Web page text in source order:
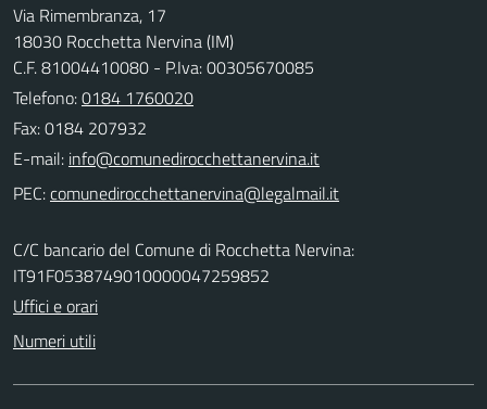
Via Rimembranza, 17
18030 Rocchetta Nervina (IM)
C.F. 81004410080 - P.Iva: 00305670085
Telefono:0184 1760020
Fax: 0184 207932
E-mail:
PEC:
C/C bancario del Comune di Rocchetta Nervina:
IT91F0538749010000047259852
Uffici e orari
Numeri utili